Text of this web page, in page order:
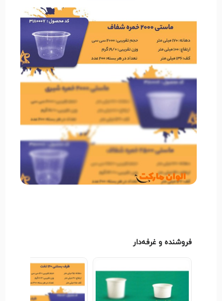
زیست‌محیطی را نیز کاهش می‌دهد. داشتن ظروف یکبار
مصرف در خانه یا خودرو می‌تواند در شرایط اضطراری یا
برنامه‌های خارج از منزل بسیار مفید باشد.
فروشنده و غرفه‌دار